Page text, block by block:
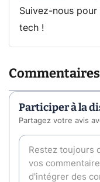
Suivez-nous
tech !
Commentaires
Participer à la
Partagez votre avis